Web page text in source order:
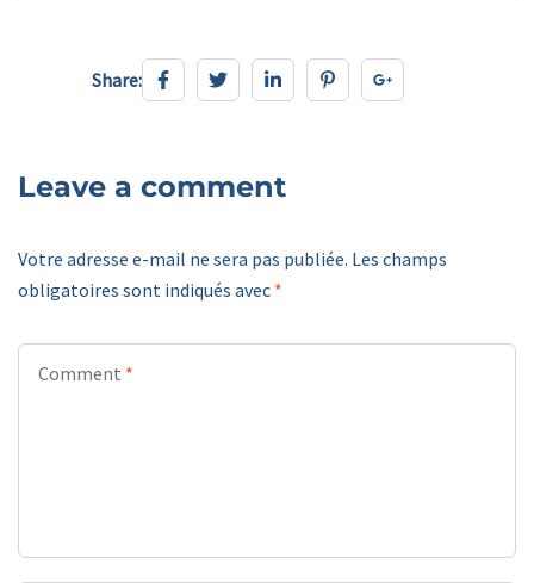
Share:
Leave a comment
Votre adresse e-mail ne sera pas publiée. Les champs
obligatoires sont indiqués avec *
Comment *